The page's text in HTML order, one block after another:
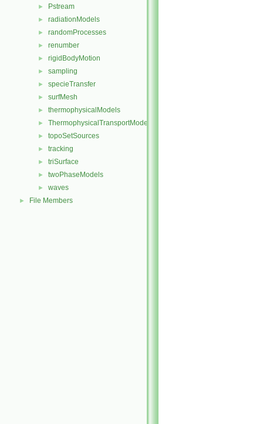
► Pstream
► radiationModels
► randomProcesses
► renumber
► rigidBodyMotion
► sampling
► specieTransfer
► surfMesh
► thermophysicalModels
► ThermophysicalTransportModels
► topoSetSources
► tracking
► triSurface
► twoPhaseModels
► waves
► File Members